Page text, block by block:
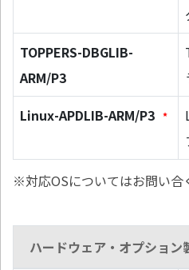
TOPPERS-DBGLIB-
ARM/P3
Linux-APDLIB-ARM/P3 *
※対応OSについてはお問い合
ハードウェア・オプション